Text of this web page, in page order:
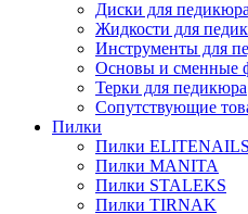
Диски для педикюра
Жидкости для
Инструменты для
Основы и сменные
Терки для педикюра
Сопутствующие
Пилки
Пилки ELITENAILS
Пилки MANITA
Пилки STALEKS
Пилки TIRNAK